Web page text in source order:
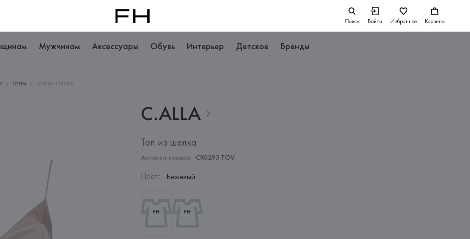
Поиск Войти Избранное Корзина
Мужчинам Аксессуары Обувь Интерьер Детское Бренды
Топы Топ из шелка
C.ALLA
Топ из шелка
Артикул товара: CR0293 TOV.
Цвет: Бежевый